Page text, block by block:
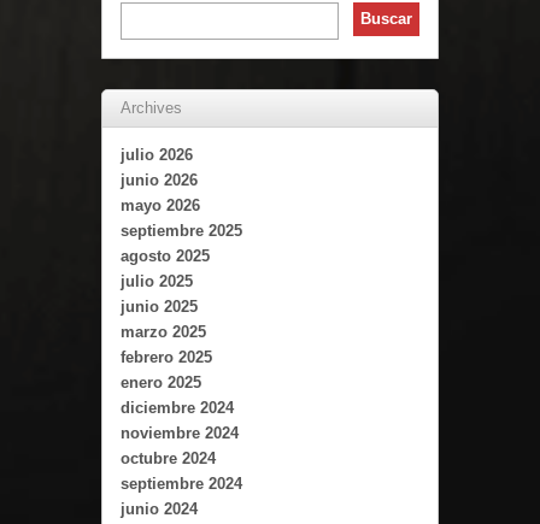
Archives
julio 2026
junio 2026
mayo 2026
septiembre 2025
agosto 2025
julio 2025
junio 2025
marzo 2025
febrero 2025
enero 2025
diciembre 2024
noviembre 2024
octubre 2024
septiembre 2024
junio 2024